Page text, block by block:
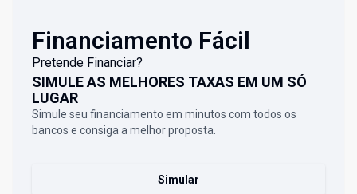
Financiamento Fácil
Pretende Financiar?
SIMULE AS MELHORES TAXAS EM UM SÓ
LUGAR
Simule seu financiamento em minutos com todos os
bancos e consiga a melhor proposta.
Simular